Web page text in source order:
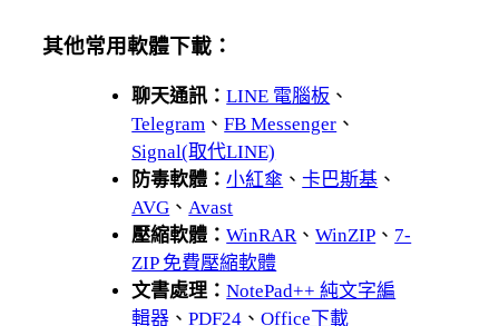
其他常用軟體下載：
聊天通訊：LINE 電腦板 、
Telegram 、FB Messenger 、
Signal(取代LINE)
防毒軟體：小紅傘 、卡巴斯基 、
AVG 、 Avast
壓縮軟體：WinRAR 、WinZIP 、 7-
ZIP 免費壓縮軟體
文書處理：NotePad++ 純文字編
輯器 、PDF24 、Office下載